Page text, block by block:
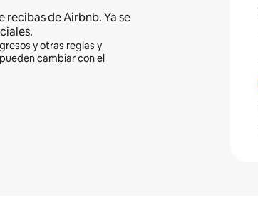
recibas de Airbnb. Ya se
y otras reglas y
cambiar con el